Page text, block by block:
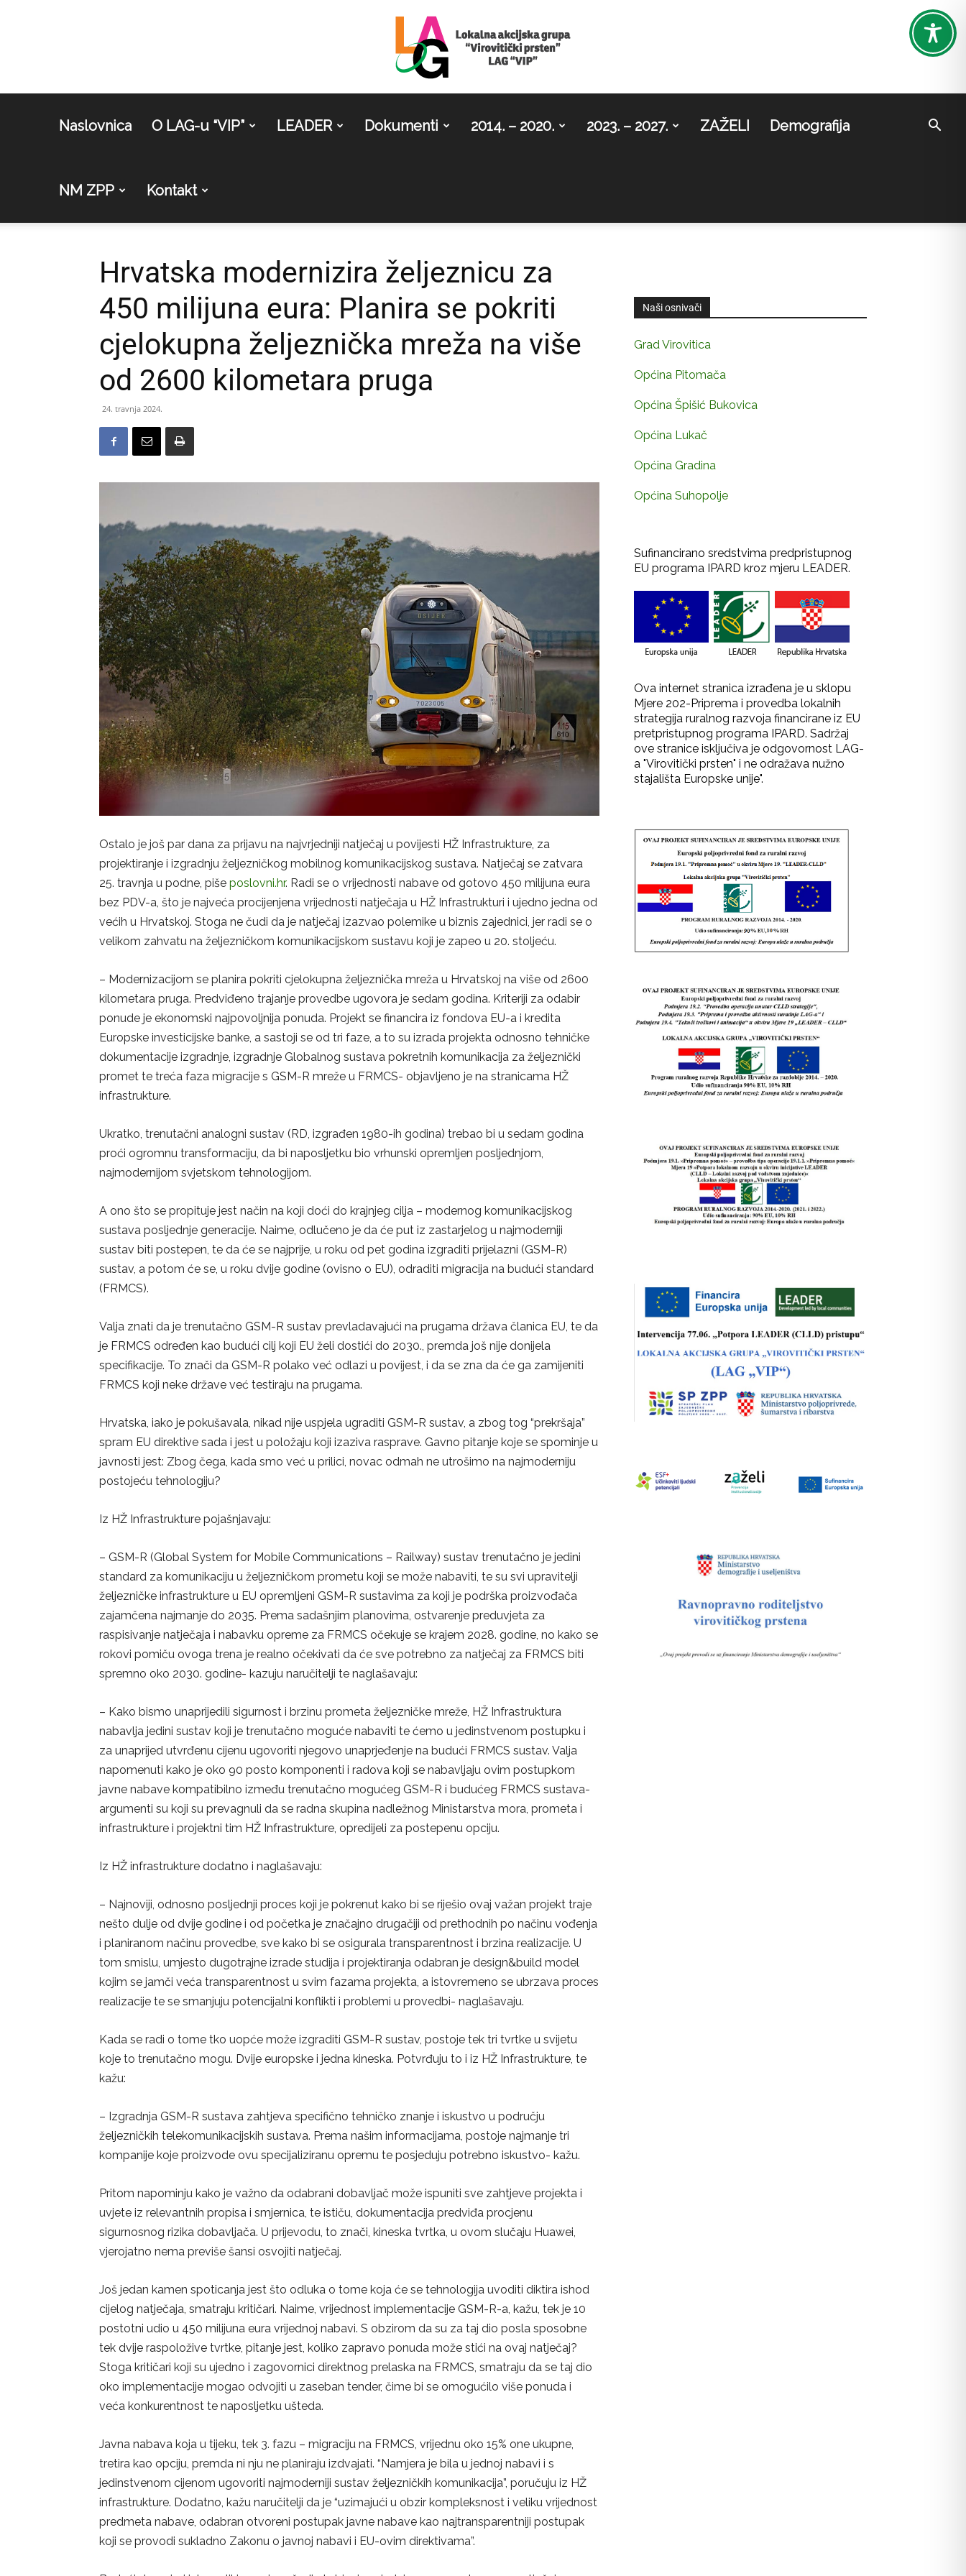
LAG
prsten
Naslovnica O LAG-u “VIP” LEADER Dokumenti 2014. – 2020. 2023. – 2027. ZAŽELI Demografija
NM ZPP Kontakt
Hrvatska modernizira željeznicu za
450 milijuna eura: Planira se pokriti
cjelokupna željeznička mreža na više
od 2600 kilometara pruga
24. travnja 2024.
Ostalo je još par dana za prijavu na najvrjedniji natječaj u povijesti HŽ Infrastrukture, za
projektiranje i izgradnju željezničkog mobilnog komunikacijskog sustava. Natječaj se zatvara
25. travnja u podne, piše poslovni.hr. Radi se o vrijednosti nabave od gotovo 450 milijuna eura
bez PDV-a, što je najveća procijenjena vrijednosti natječaja u HŽ Infrastrukturi i ujedno jedna od
većih u Hrvatskoj. Stoga ne čudi da je natječaj izazvao polemike u biznis zajednici, jer radi se o
velikom zahvatu na željezničkom komunikacijskom sustavu koji je zapeo u 20. stoljeću.
– Modernizacijom se planira pokriti cjelokupna željeznička mreža u Hrvatskoj na više od 2600
kilometara pruga. Predviđeno trajanje provedbe ugovora je sedam godina. Kriteriji za odabir
ponude je ekonomski najpovoljnija ponuda. Projekt se financira iz fondova EU-a i kredita
Europske investicijske banke, a sastoji se od tri faze, a to su izrada projekta odnosno tehničke
dokumentacije izgradnje, izgradnje Globalnog sustava pokretnih komunikacija za željeznički
promet te treća faza migracije s GSM-R mreže u FRMCS- objavljeno je na stranicama HŽ
infrastrukture.
Ukratko, trenutačni analogni sustav (RD, izgrađen 1980-ih godina) trebao bi u sedam godina
proći ogromnu transformaciju, da bi naposljetku bio vrhunski opremljen posljednjom,
najmodernijom svjetskom tehnologijom.
A ono što se propituje jest način na koji doći do krajnjeg cilja – modernog komunikacijskog
sustava posljednje generacije. Naime, odlučeno je da će put iz zastarjelog u najmoderniji
sustav biti postepen, te da će se najprije, u roku od pet godina izgraditi prijelazni (GSM-R)
sustav, a potom će se, u roku dvije godine (ovisno o EU), odraditi migracija na budući standard
(FRMCS).
Valja znati da je trenutačno GSM-R sustav prevladavajući na prugama država članica EU, te da
je FRMCS određen kao budući cilj koji EU želi dostići do 2030., premda još nije donijela
specifikacije. To znači da GSM-R polako već odlazi u povijest, i da se zna da će ga zamijeniti
FRMCS koji neke države već testiraju na prugama.
Hrvatska, iako je pokušavala, nikad nije uspjela ugraditi GSM-R sustav, a zbog tog “prekršaja”
spram EU direktive sada i jest u položaju koji izaziva rasprave. Gavno pitanje koje se spominje u
javnosti jest: Zbog čega, kada smo već u prilici, novac odmah ne utrošimo na najmoderniju
postojeću tehnologiju?
Iz HŽ Infrastrukture pojašnjavaju:
– GSM-R (Global System for Mobile Communications – Railway) sustav trenutačno je jedini
standard za komunikaciju u željezničkom prometu koji se može nabaviti, te su svi upravitelji
željezničke infrastrukture u EU opremljeni GSM-R sustavima za koji je podrška proizvođača
zajamčena najmanje do 2035. Prema sadašnjim planovima, ostvarenje preduvjeta za
raspisivanje natječaja i nabavku opreme za FRMCS očekuje se krajem 2028. godine, no kako se
rokovi pomiču ovoga trena je realno očekivati da će sve potrebno za natječaj za FRMCS biti
spremno oko 2030. godine- kazuju naručitelji te naglašavaju:
– Kako bismo unaprijedili sigurnost i brzinu prometa željezničke mreže, HŽ Infrastruktura
nabavlja jedini sustav koji je trenutačno moguće nabaviti te ćemo u jedinstvenom postupku i
za unaprijed utvrđenu cijenu ugovoriti njegovo unaprjeđenje na budući FRMCS sustav. Valja
napomenuti kako je oko 90 posto komponenti i radova koji se nabavljaju ovim postupkom
javne nabave kompatibilno između trenutačno mogućeg GSM-R i budućeg FRMCS sustava-
argumenti su koji su prevagnuli da se radna skupina nadležnog Ministarstva mora, prometa i
infrastrukture i projektni tim HŽ Infrastrukture, opredijeli za postepenu opciju.
Iz HŽ infrastrukture dodatno i naglašavaju:
– Najnoviji, odnosno posljednji proces koji je pokrenut kako bi se riješio ovaj važan projekt traje
nešto dulje od dvije godine i od početka je značajno drugačiji od prethodnih po načinu vođenja
i planiranom načinu provedbe, sve kako bi se osigurala transparentnost i brzina realizacije. U
tom smislu, umjesto dugotrajne izrade studija i projektiranja odabran je design&build model
kojim se jamči veća transparentnost u svim fazama projekta, a istovremeno se ubrzava proces
realizacije te se smanjuju potencijalni konflikti i problemi u provedbi- naglašavaju.
Kada se radi o tome tko uopće može izgraditi GSM-R sustav, postoje tek tri tvrtke u svijetu
koje to trenutačno mogu. Dvije europske i jedna kineska. Potvrđuju to i iz HŽ Infrastrukture, te
kažu:
– Izgradnja GSM-R sustava zahtjeva specifično tehničko znanje i iskustvo u području
željezničkih telekomunikacijskih sustava. Prema našim informacijama, postoje najmanje tri
kompanije koje proizvode ovu specijaliziranu opremu te posjeduju potrebno iskustvo- kažu.
Pritom napominju kako je važno da odabrani dobavljač može ispuniti sve zahtjeve projekta i
uvjete iz relevantnih propisa i smjernica, te ističu, dokumentacija predviđa procjenu
sigurnosnog rizika dobavljača. U prijevodu, to znači, kineska tvrtka, u ovom slučaju Huawei,
vjerojatno nema previše šansi osvojiti natječaj.
Još jedan kamen spoticanja jest što odluka o tome koja će se tehnologija uvoditi diktira ishod
cijelog natječaja, smatraju kritičari. Naime, vrijednost implementacije GSM-R-a, kažu, tek je 10
postotni udio u 450 milijuna eura vrijednoj nabavi. S obzirom da su za taj dio posla sposobne
tek dvije raspoložive tvrtke, pitanje jest, koliko zapravo ponuda može stići na ovaj natječaj?
Stoga kritičari koji su ujedno i zagovornici direktnog prelaska na FRMCS, smatraju da se taj dio
oko implementacije mogao odvojiti u zaseban tender, čime bi se omogućilo više ponuda i
veća konkurentnost te naposljetku ušteda.
Javna nabava koja u tijeku, tek 3. fazu – migraciju na FRMCS, vrijednu oko 15% one ukupne,
tretira kao opciju, premda ni nju ne planiraju izdvajati. “Namjera je bila u jednoj nabavi i s
jedinstvenom cijenom ugovoriti najmoderniji sustav željezničkih komunikacija”, poručuju iz HŽ
infrastrukture. Dodatno, kažu naručitelji da je “uzimajući u obzir kompleksnost i veliku vrijednost
predmeta nabave, odabran otvoreni postupak javne nabave kao najtransparentniji postupak
koji se provodi sukladno Zakonu o javnoj nabavi i EU-ovim direktivama”.
Naši osnivači
Grad Virovitica
Općina Pitomača
Općina Špišić Bukovica
Općina Lukač
Općina Gradina
Općina Suhopolje
Sufinancirano sredstvima predpristupnog
EU programa IPARD kroz mjeru LEADER.
Ova internet stranica izrađena je u sklopu
Mjere 202-Priprema i provedba lokalnih
strategija ruralnog razvoja financirane iz EU
pretpristupnog programa IPARD. Sadržaj
ove stranice isključiva je odgovornost LAG-
a "Virovitički prsten" i ne odražava nužno
stajališta Europske unije".